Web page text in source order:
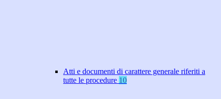
Atti e documenti di carattere generale riferiti a
tutte le procedure 10